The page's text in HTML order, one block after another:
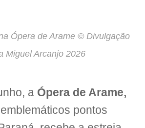
Ópera de Arame © Divulgação
Miguel Arcanjo 2026
a Ópera de Arame,
pontos